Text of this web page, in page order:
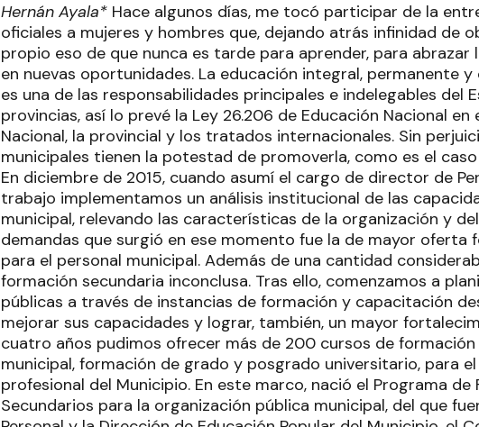
Hernán Ayala* Hace algunos días, me tocó participar de la
oficiales a mujeres y hombres que, dejando atrás infinidad de
propio eso de que nunca es tarde para aprender, para
en nuevas oportunidades. La educación integral, permanente
es una de las responsabilidades principales e indelegables del
provincias, así lo prevé la Ley 26.206 de Educación Nacional
Nacional, la provincial y los tratados internacionales. Sin
municipales tienen la potestad de promoverla, como es el
En diciembre de 2015, cuando asumí el cargo de director de
trabajo implementamos un análisis institucional de las
municipal, relevando las características de la organización y
demandas que surgió en ese momento fue la de mayor oferta
para el personal municipal. Además de una cantidad
formación secundaria inconclusa. Tras ello, comenzamos a
públicas a través de instancias de formación y capacitación
mejorar sus capacidades y lograr, también, un mayor
cuatro años pudimos ofrecer más de 200 cursos de
municipal, formación de grado y posgrado universitario, para
profesional del Municipio. En este marco, nació el Programa de
Secundarios para la organización pública municipal, del que